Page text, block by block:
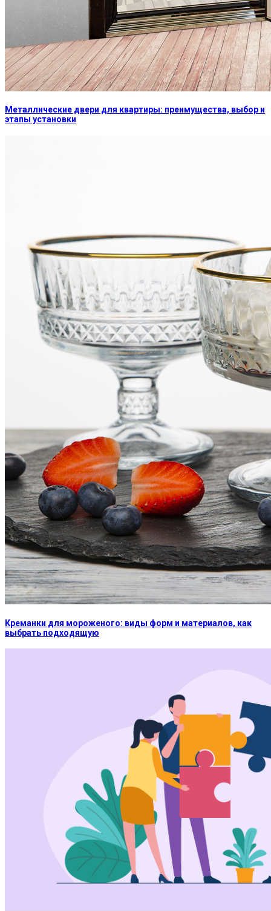
Металлические двери для квартиры: преимущества, выбор и
этапы установки
Креманки для мороженого: виды форм и материалов, как
выбрать подходящую